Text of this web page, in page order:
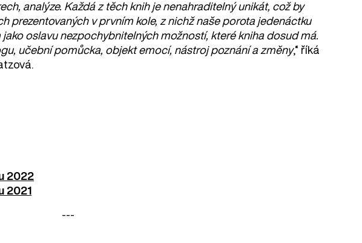
analýze. Každá z těch knih je nenahraditelný unikát, což by
prezentovaných v prvním kole, z nichž naše porota jedenáctku
oslavu nezpochybnitelných možností, které kniha dosud má.
učební pomůcka, objekt emocí, nástroj poznání a změny,“ říká
2022
2021
---